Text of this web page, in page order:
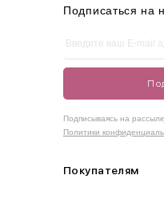
42-50
Как правильно себя
Измеряется по самым
Покупателям
Подписаться на
Подписываясь на
Политики